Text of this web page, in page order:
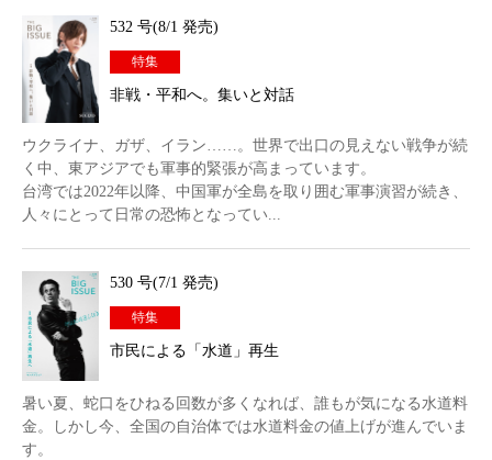
532 号(8/1 発売)
特集
非戦・平和へ。集いと対話
ウクライナ、ガザ、イラン……。世界で出口の見えない戦争が続
く中、東アジアでも軍事的緊張が高まっています。
台湾では2022年以降、中国軍が全島を取り囲む軍事演習が続き、
人々にとって日常の恐怖となってい...
530 号(7/1 発売)
特集
市民による「水道」再生
暑い夏、蛇口をひねる回数が多くなれば、誰もが気になる水道料
金。しかし今、全国の自治体では水道料金の値上げが進んでいま
す。